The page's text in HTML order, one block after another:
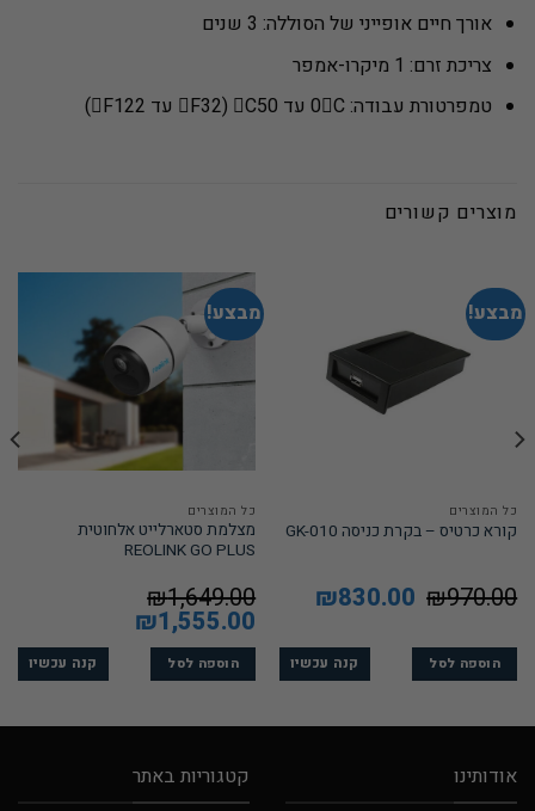
אורך חיים אופייני של הסוללה: 3 שנים
צריכת זרם: 1 מיקרו-אמפר
טמפרטורת עבודה: 0C עד C50 (F32 עד F122)
מוצרים קשורים
מבצע!
כל המוצרים
קורא כרטיס – בקרת כניסה GK-010
₪970.00 המחיר
המקורי ₪830.00 המחיר
הנוכחי
הוספה לסל קנה עכשיו
מבצע!
כל המוצרים
מצלמת סטארלייט אלחוטית
REOLINK GO PLUS
₪1,649.00
המחיר
המקורי
היה:
₪1,649.00.
₪1,555.00 המחיר
הנוכחי
₪1,555.00. הוספה לסל קנה עכשיו
אודותינו קטגוריות באתר